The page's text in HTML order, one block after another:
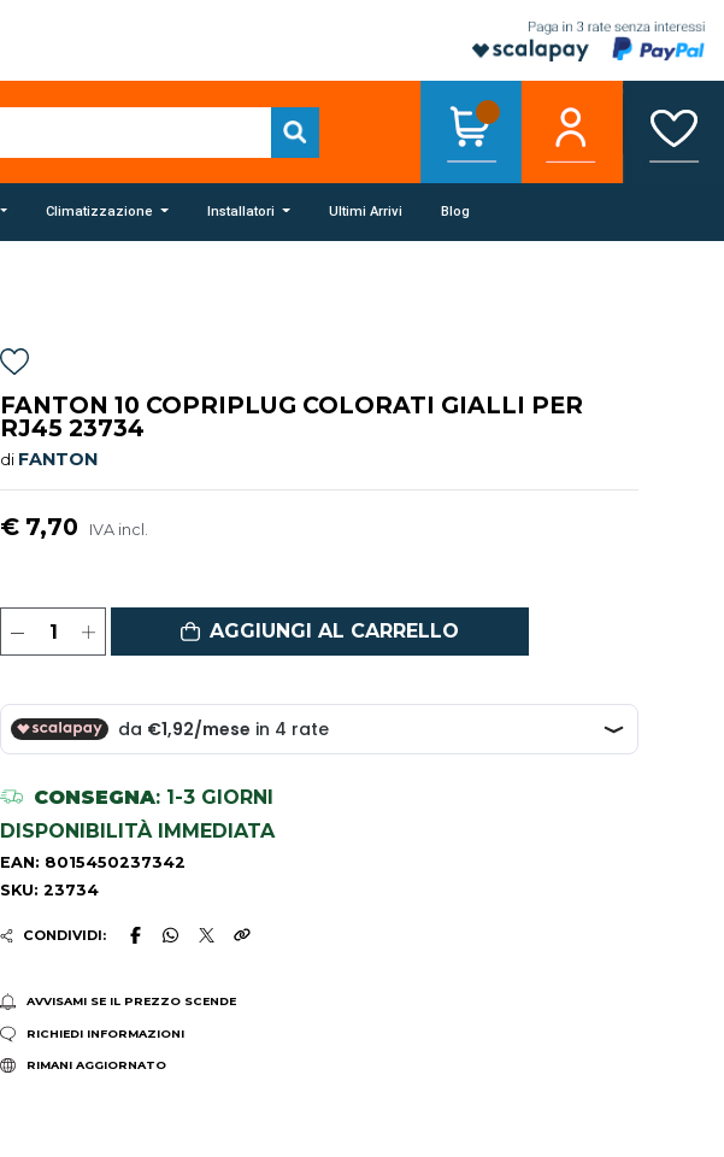
Climatizzazione Installatori Ultimi Arrivi Blog
FANTON 10 COPRIPLUG COLORATI GIALLI PER
RJ45 23734
di FANTON
€ 7,70 IVA incl.
AGGIUNGI AL CARRELLO
CONSEGNA: 1-3 GIORNI
DISPONIBILITÀ IMMEDIATA
EAN: 8015450237342
SKU: 23734
CONDIVIDI:
AVVISAMI SE IL PREZZO SCENDE
RICHIEDI INFORMAZIONI
RIMANI AGGIORNATO